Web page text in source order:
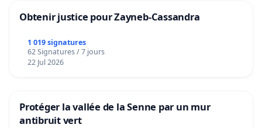
Obtenir justice pour Zayneb-Cassandra
1 019 signatures
62 Signatures / 7 jours
22 Jul 2026
Protéger la vallée de la Senne par un mur
antibruit vert